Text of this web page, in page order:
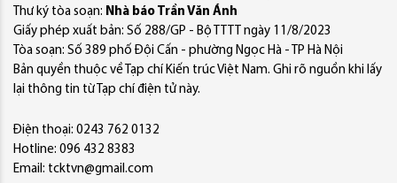
Thư ký tòa soạn: Nhà báo Trần Văn Ánh
Giấy phép xuất bản: Số 288/GP - Bộ TTTT ngày 11/8/2023
Tòa soạn: Số 389 phố Đội Cấn - phường Ngọc Hà - TP Hà Nội
Bản quyền thuộc về Tạp chí Kiến trúc Việt Nam. Ghi rõ nguồn khi lấy
lại thông tin từ Tạp chí điện tử này.
Điện thoại: 0243 762 0132
Hotline: 096 432 8383
Email: tcktvn@gmail.com